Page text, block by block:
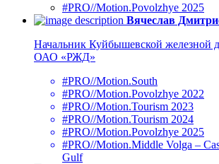
#PRO//Motion.Povolzhye 2025
Вячеслав
Начальник Куйбышевской железной
ОАО «РЖД»
#PRO//Motion.South
#PRO//Motion.Povolzhye 2022
#PRO//Motion.Tourism 2023
#PRO//Motion.Tourism 2024
#PRO//Motion.Povolzhye 2025
#PRO//Motion.Middle Volga –
Gulf